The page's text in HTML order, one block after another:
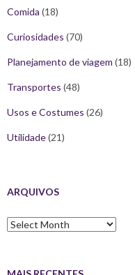
Comida (18)
Curiosidades (70)
Planejamento de viagem (18)
Transportes (48)
Usos e Costumes (26)
Utilidade(21)
ARQUIVOS
Arquivos